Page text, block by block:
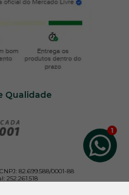
Qualidade
82.699.588/0001-88
252.261.518